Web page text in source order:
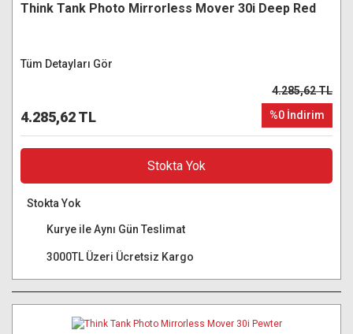
Think Tank Photo Mirrorless Mover 30i Deep Red
Tüm Detayları Gör
4.285,62 TL
4.285,62 TL
%0 İndirim
Stokta Yok
Stokta Yok
Kurye ile Aynı Gün Teslimat
3000TL Üzeri Ücretsiz Kargo